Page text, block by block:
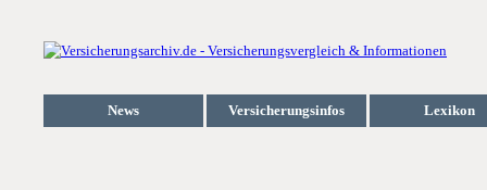
News Versicherungsinfos Lexikon